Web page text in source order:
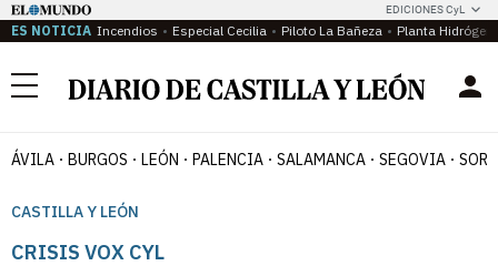
EDICIONES CyL
ES NOTICIA Incendios Especial Cecilia Piloto La Bañeza Planta
Menú
ÁVILA BURGOS LEÓN PALENCIA SALAMANCA SEGOVIA
CASTILLA Y LEÓN
CRISIS VOX CYL